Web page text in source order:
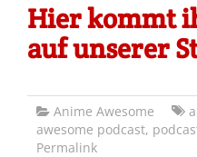
Hier kommt
auf unserer
Anime Awesome
awesome podcast,
Permalink